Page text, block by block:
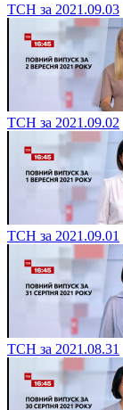
ТСН за 2021.09.03
ТСН за 2021.09.02
ТСН за 2021.09.01
ТСН за 2021.08.31